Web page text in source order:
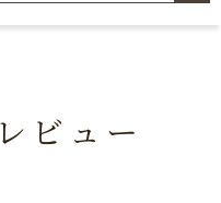
ビュー